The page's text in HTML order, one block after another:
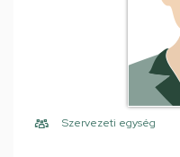
Szervezeti egység